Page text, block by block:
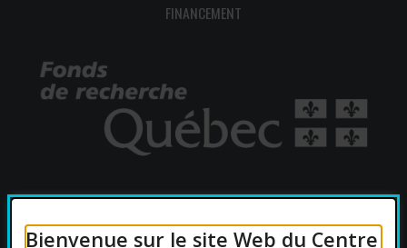
Bienvenue sur le site Web du Centre
FINANCEMENT
AFFILIATIONS UNIVERSITAIRES